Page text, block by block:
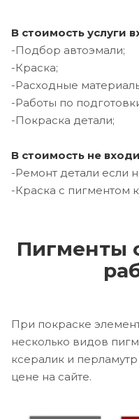
В стоимость услуги
-Подбор автоэмали;
-Краска;
-Расходные
-Работы по
-Покраска детали;
В стоимость не
-Ремонт детали если
-Краска с пигментом
Пигменты
При покраске
несколько видов
ксералик и
цене на сайте.